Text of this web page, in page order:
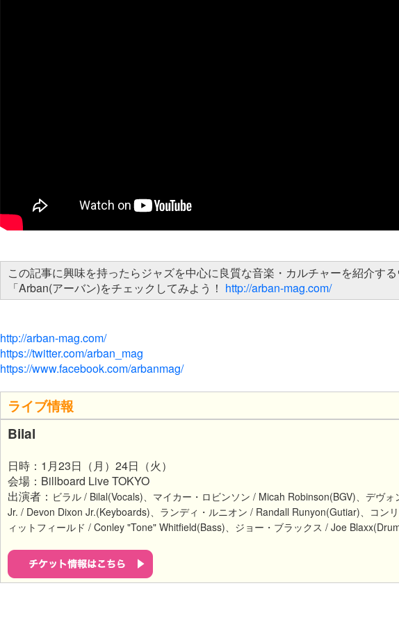
この記事に興味を持ったらジャズを中心に良質な音楽・カルチャーを紹介す
「Arban(アーバン)をチェックしてみよう！ http://arban-mag.com/
http://arban-mag.com/
https://twitter.com/arban_mag
https://www.facebook.com/arbanmag/
ライブ情報
Bilal
日時：1月23日（月）24日（火）
会場：Billboard Live TOKYO
出演者： ビラル / Bilal(Vocals)、 マイカー・ロビンソン / Micah Robinson(BGV)、 デヴォ
Jr. / Devon Dixon Jr.(Keyboards)、 ランディ・ルニオン / Randall Runyon(Gutiar)、 コン
ィットフィールド / Conley "Tone" Whitfield(Bass)、 ジョー・ブラックス / Joe